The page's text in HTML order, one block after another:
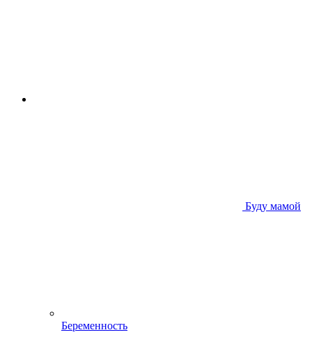
Буду мамой
Беременность